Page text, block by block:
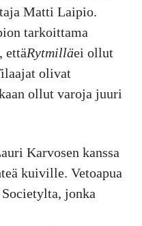
Matti Laipio.
tarkoittama
ettäRytmilläei ollut
olivat
ollut varoja juuri
Karvosen kanssa
kuiville. Vetoapua
jonka